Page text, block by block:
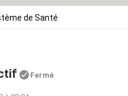
de Santé
Fermé